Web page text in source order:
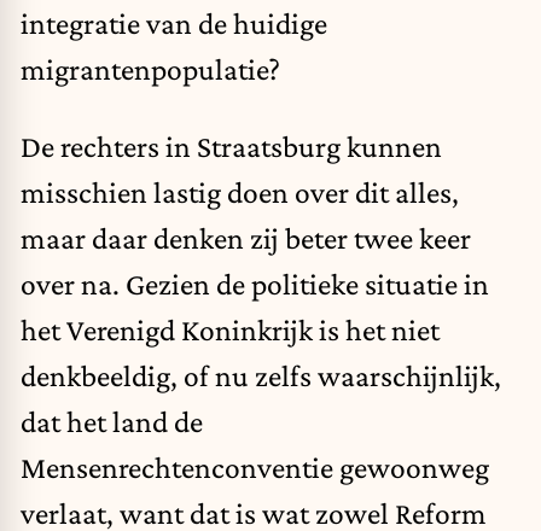
integratie van de huidige
migrantenpopulatie?
De rechters in Straatsburg kunnen
misschien lastig doen over dit alles,
maar daar denken zij beter twee keer
over na. Gezien de politieke situatie in
het Verenigd Koninkrijk is het niet
denkbeeldig, of nu zelfs waarschijnlijk,
dat het land de
Mensenrechtenconventie gewoonweg
verlaat, want dat is wat zowel Reform